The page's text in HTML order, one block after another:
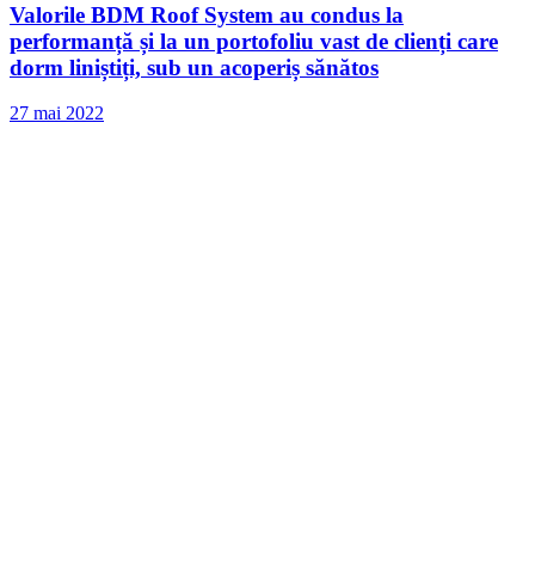
Valorile BDM Roof System au condus la
performanță și la un portofoliu vast de clienți care
dorm liniștiți, sub un acoperiș sănătos
27 mai 2022